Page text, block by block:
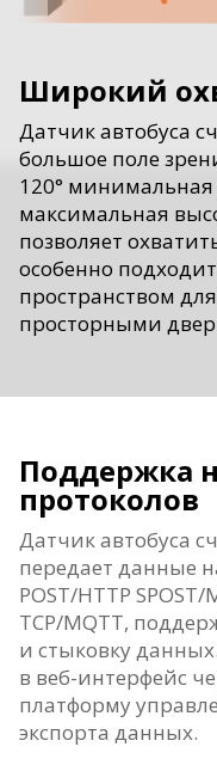
Широкий
Датчик автобуса
большое поле
120° минимальная
максимальная
позволяет
особенно
пространством
просторными
Поддержка
протоколов
Датчик автобуса
передает данные
POST/HTTP
TCP/MQTT,
и стыковку
в веб-интерфейс
платформу
экспорта данных.